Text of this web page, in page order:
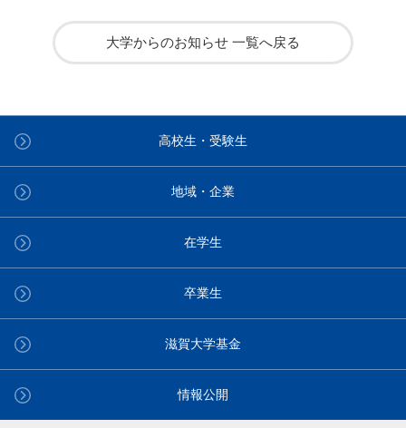
大学からのお知らせ 一覧へ戻る
高校生・受験生
地域・企業
在学生
卒業生
滋賀大学基金
情報公開